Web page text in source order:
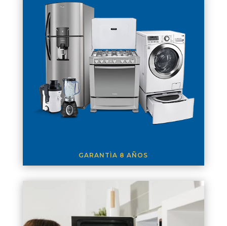
GARANTÌA 8 AÑOS